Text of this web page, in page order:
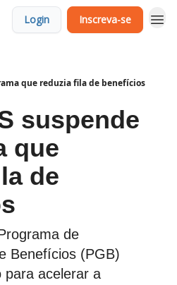
Login Inscreva-se
que reduzia fila de benefícios
suspende
que
de
de
Benefícios (PGB)
para acelerar a